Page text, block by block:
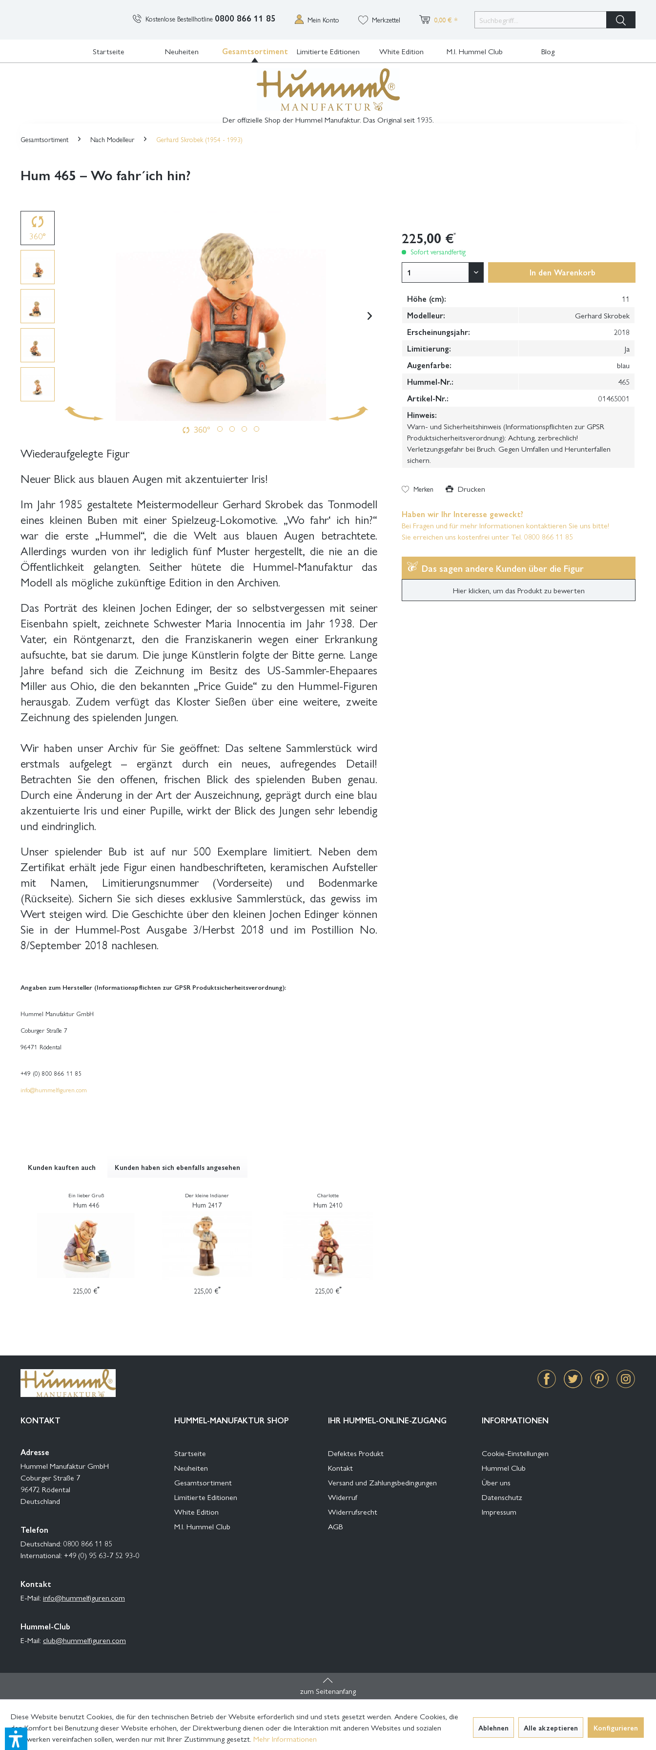
Kostenlose Bestellhotline 0800 866 11 85 Mein Konto Merkzettel 0,00 € *
Startseite Neuheiten Gesamtsortiment Limitierte Editionen White Edition M.I. Hummel Club Blog
Der offizielle Shop der Hummel Manufaktur. Das Original seit 1935.
Gesamtsortiment Nach Modelleur Gerhard Skrobek (1954 - 1993)
Hum 465 – Wo fahr´ich hin?
360°
360°
Wiederaufgelegte Figur
Neuer Blick aus blauen Augen mit akzentuierter Iris!
Im Jahr 1985 gestaltete Meistermodelleur Gerhard Skrobek das Tonmodell
eines kleinen Buben mit einer Spielzeug-Lokomotive. „Wo fahr‘ ich hin?“
war die erste „Hummel“, die die Welt aus blauen Augen betrachtete.
Allerdings wurden von ihr lediglich fünf Muster hergestellt, die nie an die
Öffentlichkeit gelangten. Seither hütete die Hummel-Manufaktur das
Modell als mögliche zukünftige Edition in den Archiven.
Das Porträt des kleinen Jochen Edinger, der so selbstvergessen mit seiner
Eisenbahn spielt, zeichnete Schwester Maria Innocentia im Jahr 1938. Der
Vater, ein Röntgenarzt, den die Franziskanerin wegen einer Erkrankung
aufsuchte, bat sie darum. Die junge Künstlerin folgte der Bitte gerne. Lange
Jahre befand sich die Zeichnung im Besitz des US-Sammler-Ehepaares
Miller aus Ohio, die den bekannten „Price Guide“ zu den Hummel-Figuren
herausgab. Zudem verfügt das Kloster Sießen über eine weitere, zweite
Zeichnung des spielenden Jungen.
Wir haben unser Archiv für Sie geöffnet: Das seltene Sammlerstück wird
erstmals aufgelegt – ergänzt durch ein neues, aufregendes Detail!
Betrachten Sie den offenen, frischen Blick des spielenden Buben genau.
Durch eine Änderung in der Art der Auszeichnung, geprägt durch eine blau
akzentuierte Iris und einer Pupille, wirkt der Blick des Jungen sehr lebendig
und eindringlich.
Unser spielender Bub ist auf nur 500 Exemplare limitiert. Neben dem
Zertifikat erhält jede Figur einen handbeschrifteten, keramischen Aufsteller
mit Namen, Limitierungsnummer (Vorderseite) und Bodenmarke
(Rückseite). Sichern Sie sich dieses exklusive Sammlerstück, das gewiss im
Wert steigen wird. Die Geschichte über den kleinen Jochen Edinger können
Sie in der Hummel-Post Ausgabe 3/Herbst 2018 und im Postillion No.
8/September 2018 nachlesen.
Angaben zum Hersteller (Informationspflichten zur GPSR Produktsicherheitsverordnung):
Hummel Manufaktur GmbH
Coburger Straße 7
96471 Rödental
+49 (0) 800 866 11 85
info@hummelfiguren.com
225,00 €*
Sofort versandfertig
In den Warenkorb
Höhe (cm):
11
Modelleur:
Gerhard Skrobek
Erscheinungsjahr:
2018
Limitierung:
Ja
Augenfarbe:
blau
Hummel-Nr.:
465
Artikel-Nr.:
01465001
Hinweis:
Warn- und Sicherheitshinweis (Informationspflichten zur GPSR
Produktsicherheitsverordnung): Achtung, zerbrechlich!
Verletzungsgefahr bei Bruch. Gegen Umfallen und Herunterfallen
sichern.
Merken Drucken
Haben wir Ihr Interesse geweckt?
Bei Fragen und für mehr Informationen kontaktieren Sie uns bitte!
Sie erreichen uns kostenfrei unter Tel. 0800 866 11 85
Das sagen andere Kunden über die Figur
Hier klicken, um das Produkt zu bewerten
Kunden kauften auch Kunden haben sich ebenfalls angesehen
Ein lieber Gruß
Hum 446
225,00 €*
Der kleine Indianer
Hum 2417
225,00 €*
Charlotte
Hum 2410
225,00 €*
KONTAKT
Adresse
Hummel Manufaktur GmbH
Coburger Straße 7
96472 Rödental
Deutschland
Telefon
Deutschland: 0800 866 11 85
International: +49 (0) 95 63-7 52 93-0
Kontakt
E-Mail: info@hummelfiguren.com
Hummel-Club
E-Mail: club@hummelfiguren.com
HUMMEL-MANUFAKTUR SHOP
Startseite
Neuheiten
Gesamtsortiment
Limitierte Editionen
White Edition
M.I. Hummel Club
IHR HUMMEL-ONLINE-ZUGANG
Defektes Produkt
Kontakt
Versand und Zahlungsbedingungen
Widerruf
Widerrufsrecht
AGB
INFORMATIONEN
Cookie-Einstellungen
Hummel Club
Über uns
Datenschutz
Impressum
zum Seitenanfang
Diese Website benutzt Cookies, die für den technischen Betrieb der Website erforderlich sind und stets gesetzt werden. Andere Cookies, die
den Komfort bei Benutzung dieser Website erhöhen, der Direktwerbung dienen oder die Interaktion mit anderen Websites und sozialen
Netzwerken vereinfachen sollen, werden nur mit Ihrer Zustimmung gesetzt. Mehr Informationen
Ablehnen Alle akzeptieren Konfigurieren